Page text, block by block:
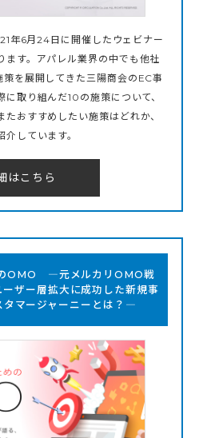
年6月24日に開催したウェビナー
ます。アパレル業界の中でも他社
を展開してきた三陽商会のEC事
取り組んだ10の施策について、
おすすめしたい施策はどれか、
しています。
はこちら
OMO ―元メルカリOMO戦
ザー層拡大に成功した新規事
タマージャーニーとは？―